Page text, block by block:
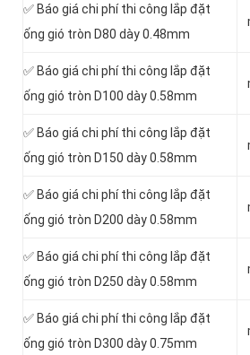
✅ Báo giá chi phí thi công lắp đặt
ống gió tròn D80 dày 0.48mm
✅ Báo giá chi phí thi công lắp đặt
ống gió tròn D100 dày 0.58mm
✅ Báo giá chi phí thi công lắp đặt
ống gió tròn D150 dày 0.58mm
✅ Báo giá chi phí thi công lắp đặt
ống gió tròn D200 dày 0.58mm
✅ Báo giá chi phí thi công lắp đặt
ống gió tròn D250 dày 0.58mm
✅ Báo giá chi phí thi công lắp đặt
ống gió tròn D300 dày 0.75mm